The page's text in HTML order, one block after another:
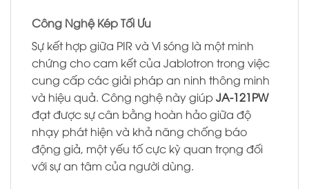
Công Nghệ Kép Tối Ưu
Sự kết hợp giữa PIR và Vi sóng là một minh
chứng cho cam kết của Jablotron trong việc
cung cấp các giải pháp an ninh thông minh
và hiệu quả. Công nghệ này giúpJA-121PW
đạt được sự cân bằng hoàn hảo giữa độ
nhạy phát hiện và khả năng chống báo
động giả, một yếu tố cực kỳ quan trọng đối
với sự an tâm của người dùng.